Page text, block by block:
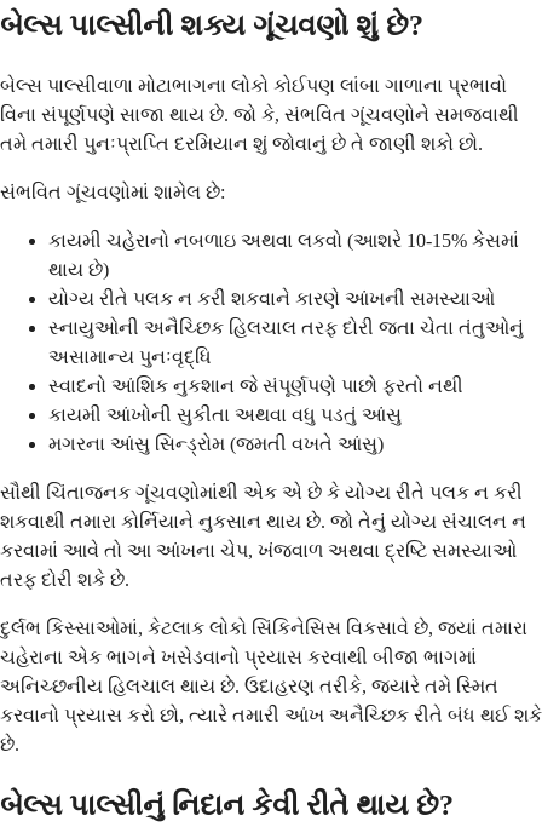
બેલ્સ પાલ્સીની શક્ય ગૂંચવણો શું છે?
બેલ્સ પાલ્સીવાળા મોટાભાગના લોકો કોઈપણ લાંબા ગાળાના પ્રભાવો
વિના સંપૂર્ણપણે સાજા થાય છે. જો કે, સંભવિત ગૂંચવણોને સમજવાથી
તમે તમારી પુનઃપ્રાપ્તિ દરમિયાન શું જોવાનું છે તે જાણી શકો છો.
સંભવિત ગૂંચવણોમાં શામેલ છે:
કાયમી ચહેરાનો નબળાઇ અથવા લકવો (આશરે 10-15% કેસમાં
થાય છે)
યોગ્ય રીતે પલક ન કરી શકવાને કારણે આંખની સમસ્યાઓ
સ્નાયુઓની અનૈચ્છિક હિલચાલ તરફ દોરી જતા ચેતા તંતુઓનું
અસામાન્ય પુનઃવૃદ્ધિ
સ્વાદનો આંશિક નુકશાન જે સંપૂર્ણપણે પાછો ફરતો નથી
કાયમી આંખોની સુકીતા અથવા વધુ પડતું આંસુ
મગરના આંસુ સિન્ડ્રોમ (જમતી વખતે આંસુ)
સૌથી ચિંતાજનક ગૂંચવણોમાંથી એક એ છે કે યોગ્ય રીતે પલક ન કરી
શકવાથી તમારા કોર્નિયાને નુકસાન થાય છે. જો તેનું યોગ્ય સંચાલન ન
કરવામાં આવે તો આ આંખના ચેપ, ખંજવાળ અથવા દ્રષ્ટિ સમસ્યાઓ
તરફ દોરી શકે છે.
દુર્લભ કિસ્સાઓમાં, કેટલાક લોકો સિંકિનેસિસ વિકસાવે છે, જ્યાં તમારા
ચહેરાના એક ભાગને ખસેડવાનો પ્રયાસ કરવાથી બીજા ભાગમાં
અનિચ્છનીય હિલચાલ થાય છે. ઉદાહરણ તરીકે, જ્યારે તમે સ્મિત
કરવાનો પ્રયાસ કરો છો, ત્યારે તમારી આંખ અનૈચ્છિક રીતે બંધ થઈ શકે
છે.
બેલ્સ પાલ્સીનું નિદાન કેવી રીતે થાય છે?